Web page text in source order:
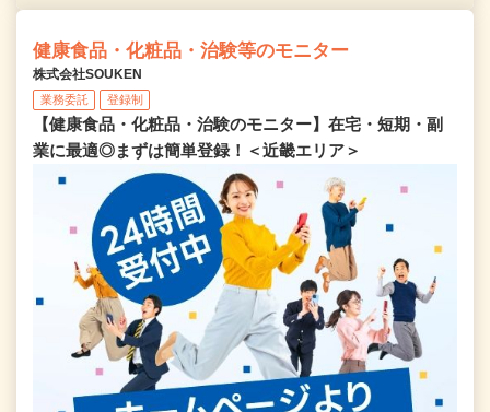
健康食品・化粧品・治験等のモニター
株式会社SOUKEN
業務委託 登録制
【健康食品・化粧品・治験のモニター】在宅・短期・副
業に最適◎まずは簡単登録！＜近畿エリア＞